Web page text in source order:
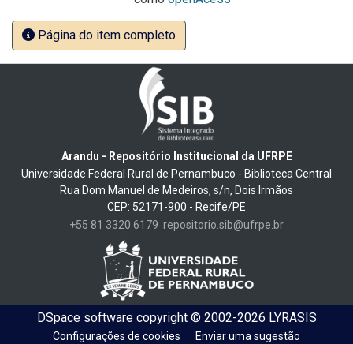
Página do item completo
Arandu - Repositório Institucional da UFRPE
Universidade Federal Rural de Pernambuco - Biblioteca Central
Rua Dom Manuel de Medeiros, s/n, Dois Irmãos
CEP: 52171-900 - Recife/PE
+55 81 3320 6179 repositorio.sib@ufrpe.br
DSpace softwarecopyright © 2002-2026 LYRASIS
Configurações de cookies Enviar uma sugestão